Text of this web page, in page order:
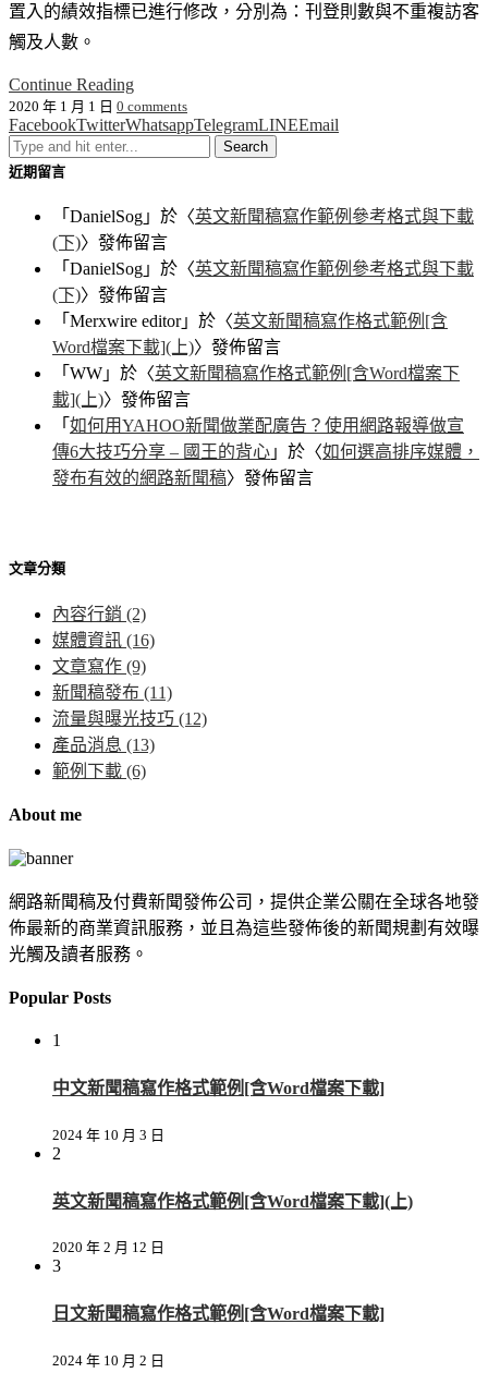
置入的績效指標已進行修改，分別為：刊登則數與不重複訪客
觸及人數。
Continue Reading
2020 年 1 月 1 日 0 comments
FacebookTwitterWhatsappTelegramLINEEmail
近期留言
「 DanielSog 」於〈英文新聞稿寫作範例參考格式與下載
(下)〉發佈留言
「 DanielSog 」於〈英文新聞稿寫作範例參考格式與下載
(下)〉發佈留言
「 Merxwire editor」於〈英文新聞稿寫作格式範例[含
Word檔案下載](上)〉發佈留言
「 WW 」於〈英文新聞稿寫作格式範例[含Word檔案下
載](上)〉發佈留言
「 如何用YAHOO新聞做業配廣告？使用網路報導做宣
傳6大技巧分享 – 國王的背心 」於〈如何選高排序媒體，
發布有效的網路新聞稿〉發佈留言
文章分類
內容行銷 (2)
媒體資訊 (16)
文章寫作 (9)
新聞稿發布 (11)
流量與曝光技巧 (12)
產品消息 (13)
範例下載 (6)
About me
網路新聞稿及付費新聞發佈公司，提供企業公關在全球各地發
佈最新的商業資訊服務，並且為這些發佈後的新聞規劃有效曝
光觸及讀者服務。
Popular Posts
1
中文新聞稿寫作格式範例[含Word檔案下載]
2024 年 10 月 3 日
2
英文新聞稿寫作格式範例[含Word檔案下載](上)
2020 年 2 月 12 日
3
日文新聞稿寫作格式範例[含Word檔案下載]
2024 年 10 月 2 日